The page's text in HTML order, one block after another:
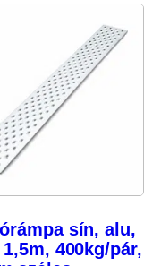
sín, alu,
1,5m, 400kg/pár,